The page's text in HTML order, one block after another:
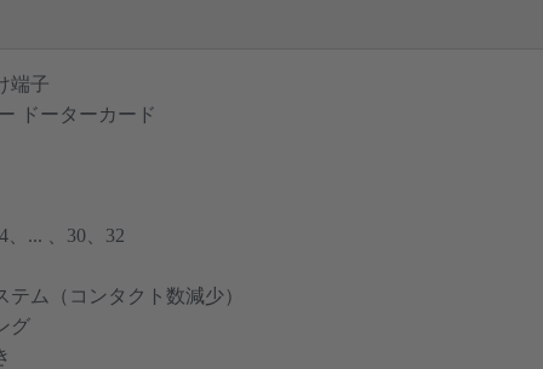
端子
ドーターカード
、... 、30、32
テム（コンタクト数減少）
グ